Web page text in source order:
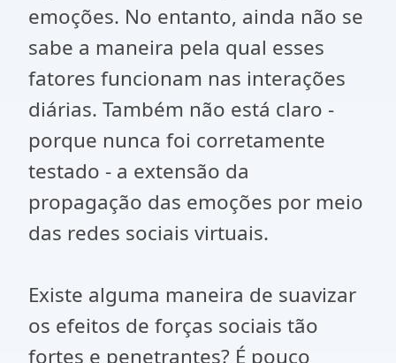
emoções. No entanto, ainda não se
sabe a maneira pela qual esses
fatores funcionam nas interações
diárias. Também não está claro -
porque nunca foi corretamente
testado - a extensão da
propagação das emoções por meio
das redes sociais virtuais.
Existe alguma maneira de suavizar
os efeitos de forças sociais tão
fortes e penetrantes? É pouco